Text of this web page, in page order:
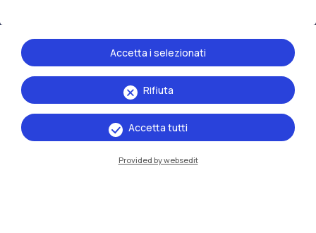
Rifiuta
Accetta i selezionati
Accetta tutti
Provided by websedit